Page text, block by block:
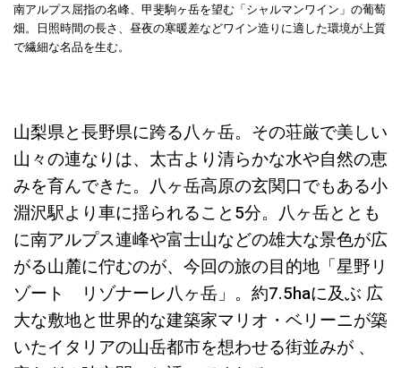
南アルプス屈指の名峰、甲斐駒ヶ岳を望む「シャルマンワイン」の葡萄
畑。日照時間の長さ、昼夜の寒暖差などワイン造りに適した環境が上質
で繊細な名品を生む。
山梨県と長野県に跨る八ヶ岳。その荘厳で美しい
山々の連なりは、太古より清らかな水や自然の恵
みを育んできた。八ヶ岳高原の玄関口でもある小
淵沢駅より車に揺られること5分。八ヶ岳ととも
に南アルプス連峰や富士山などの雄大な景色が広
がる山麓に佇むのが、今回の旅の目的地「星野リ
ゾート リゾナーレ八ヶ岳」。約7.5haに及ぶ 広
大な敷地と世界的な建築家マリオ・ベリーニが築
いたイタリアの山岳都市を想わせる街並みが 、